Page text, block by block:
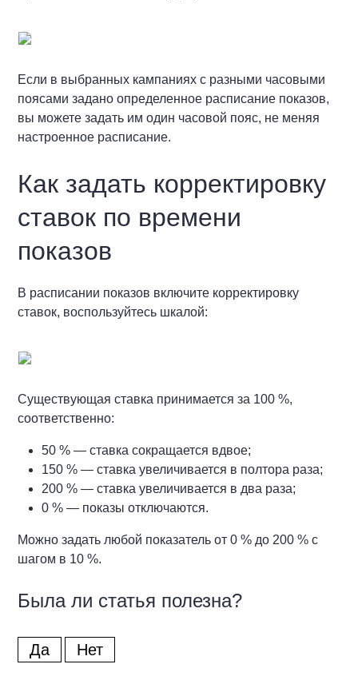
Если в выбранных кампаниях с разными часовыми
поясами задано определенное расписание показов,
вы можете задать им один часовой пояс, не меняя
настроенное расписание.
Как задать корректировку
ставок по времени
показов
В расписании показов включите корректировку
ставок, воспользуйтесь шкалой:
Существующая ставка принимается за 100 %,
соответственно:
50 % — ставка сокращается вдвое;
150 % — ставка увеличивается в полтора раза;
200 % — ставка увеличивается в два раза;
0 % — показы отключаются.
Можно задать любой показатель от 0 % до 200 % с
шагом в 10 %.
Была ли статья полезна?
Да Нет